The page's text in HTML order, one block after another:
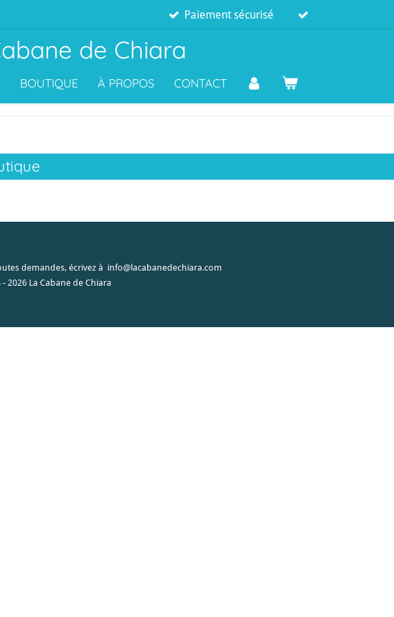
Paiement sécurisé
de Chiara
BOUTIQUE À PROPOS CONTACT
demandes, écrivez à info@lacabanedechiara.com
2026 La Cabane de Chiara